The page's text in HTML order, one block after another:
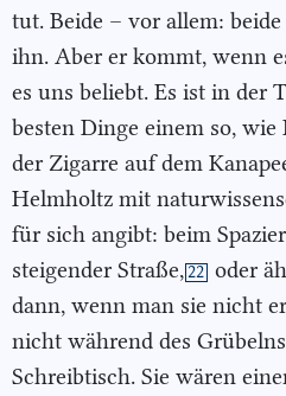
tut. Beide – vor allem: beide
ihn. Aber er kommt, wenn
es uns beliebt. Es ist in der
besten Dinge einem so,
der Zigarre auf dem
Helmholtz mit
für sich angibt: beim
steigender Straße,22 oder
dann, wenn man sie nicht
nicht während des
Schreibtisch. Sie wären